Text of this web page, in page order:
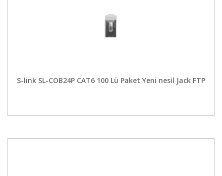
S-link SL-COB24P CAT6 100 Lü Paket Yeni nesil Jack FTP